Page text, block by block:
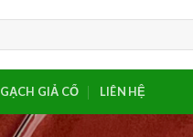
GẠCH GIẢ CỔ LIÊN HỆ